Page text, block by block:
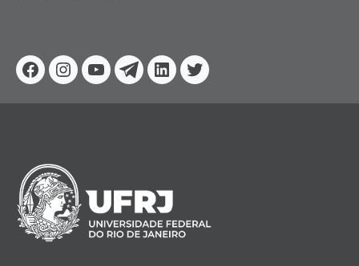
Facebook
Instagram
YoutubeTelegram
Linkedin
Twitter